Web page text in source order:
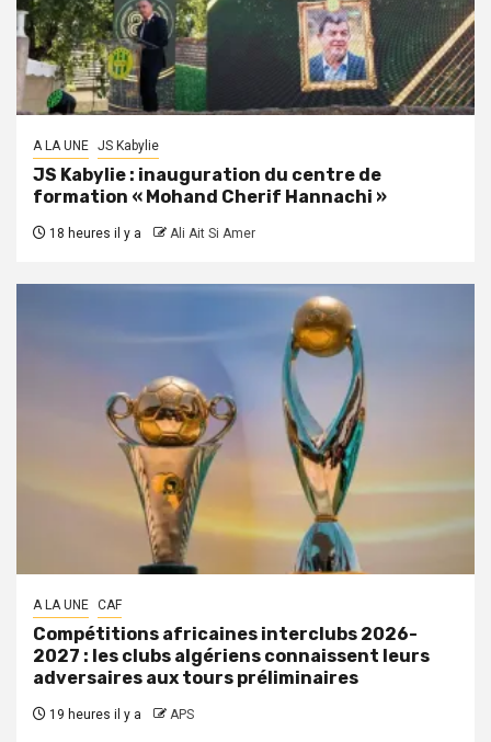
A LA UNE JS Kabylie
JS Kabylie : inauguration du centre de
formation « Mohand Cherif Hannachi »
18 heures il y a Ali Ait Si Amer
A LA UNE CAF
Compétitions africaines interclubs 2026-
2027 : les clubs algériens connaissent leurs
adversaires aux tours préliminaires
19 heures il y a APS